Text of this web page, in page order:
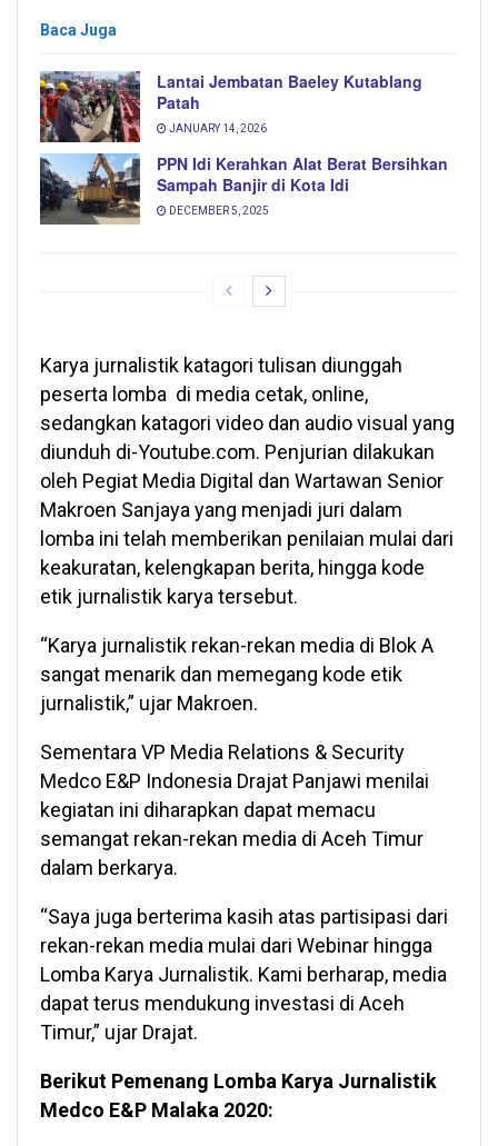
Baca Juga
Lantai Jembatan Baeley Kutablang
Patah
JANUARY 14, 2026
PPN Idi Kerahkan Alat Berat Bersihkan
Sampah Banjir di Kota Idi
DECEMBER 5, 2025
Karya jurnalistik katagori tulisan diunggah
peserta lomba di media cetak, online,
sedangkan katagori video dan audio visual yang
diunduh di-Youtube.com. Penjurian dilakukan
oleh Pegiat Media Digital dan Wartawan Senior
Makroen Sanjaya yang menjadi juri dalam
lomba ini telah memberikan penilaian mulai dari
keakuratan, kelengkapan berita, hingga kode
etik jurnalistik karya tersebut.
“Karya jurnalistik rekan-rekan media di Blok A
sangat menarik dan memegang kode etik
jurnalistik,” ujar Makroen.
Sementara VP Media Relations & Security
Medco E&P Indonesia Drajat Panjawi menilai
kegiatan ini diharapkan dapat memacu
semangat rekan-rekan media di Aceh Timur
dalam berkarya.
“Saya juga berterima kasih atas partisipasi dari
rekan-rekan media mulai dari Webinar hingga
Lomba Karya Jurnalistik. Kami berharap, media
dapat terus mendukung investasi di Aceh
Timur,” ujar Drajat.
Berikut Pemenang Lomba Karya Jurnalistik
Medco E&P Malaka 2020: